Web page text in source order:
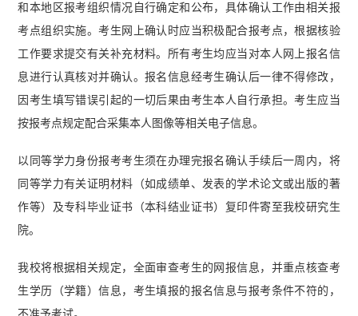
和本地区报考组织情况自行确定和公布，具体确认工作由相关报
考点组织实施。考生网上确认时应当积极配合报考点，根据核验
工作要求提交有关补充材料。所有考生均应当对本人网上报名信
息进行认真核对并确认。报名信息经考生确认后一律不得修改，
因考生填写错误引起的一切后果由考生本人自行承担。考生应当
按报考点规定配合采集本人图像等相关电子信息。
以同等学力身份报考考生须在办理完报名确认手续后一周内，将
同等学力有关证明材料（如成绩单、发表的学术论文或出版的著
作等）及专科毕业证书（本科结业证书）复印件寄至我校研究生
院。
我校将根据相关规定，全面审查考生的网报信息，并重点核查考
生学历（学籍）信息，考生填报的报名信息与报考条件不符的，